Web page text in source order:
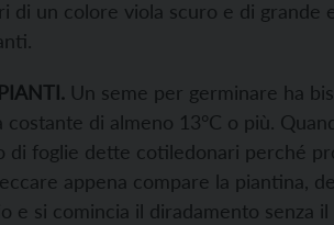
di un colore viola scuro e di
Un seme per germinare ha
di almeno 13°C o più.
di foglie dette cotiledonari perché
appena compare la piantina,
e si comincia il diradamento senza